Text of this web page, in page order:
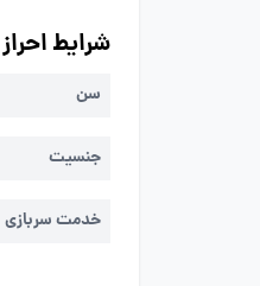
شرایط
سن
جنسیت
خدمت سربازی